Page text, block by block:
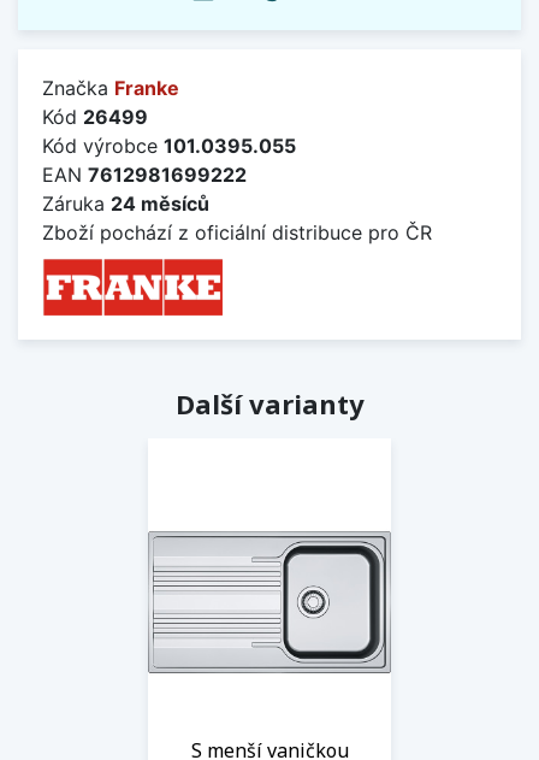
Značka Franke
Kód 26499
Kód výrobce 101.0395.055
EAN 7612981699222
Záruka 24 měsíců
Zboží pochází z oficiální distribuce pro ČR
Další varianty
S menší vaničkou